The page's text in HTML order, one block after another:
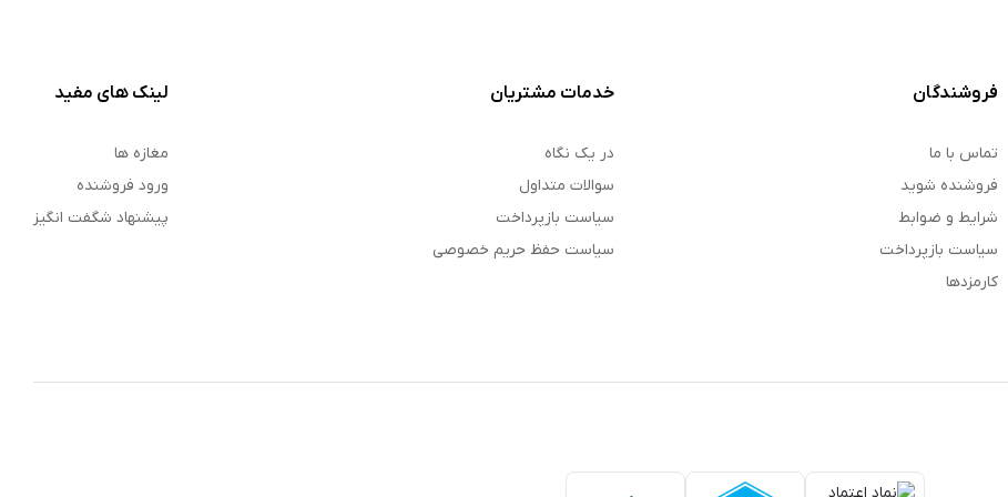
فروشندگان
تماس با ما
فروشنده شوید
شرایط و ضوابط
سیاست بازپرداخت
کارمزدها
خدمات مشتریان
در یک نگاه
سوالات متداول
سیاست بازپرداخت
سیاست حفظ حریم خصوصی
لینک های مفید
مغازه ها
ورود فروشنده
پیشنهاد شگفت انگیز